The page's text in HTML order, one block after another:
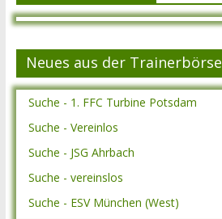
Neues aus der Trainerbörse
Suche - 1. FFC Turbine Potsdam
Suche - Vereinlos
Suche - JSG Ahrbach
Suche - vereinslos
Suche - ESV München (West)